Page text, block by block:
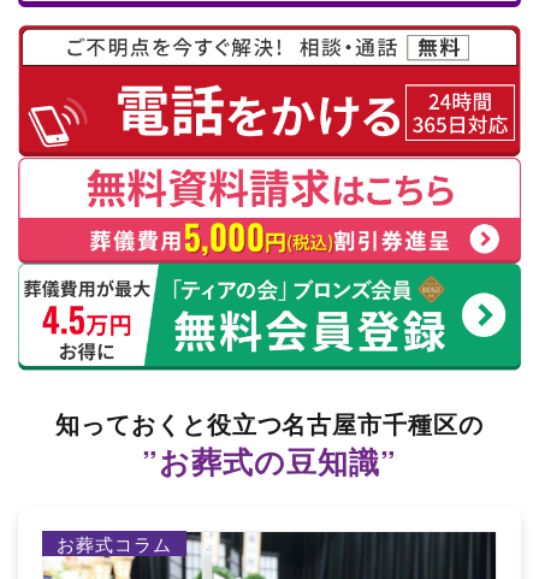
知っておくと役立つ名古屋市千種区の
”お葬式の豆知識”
お葬式コラム